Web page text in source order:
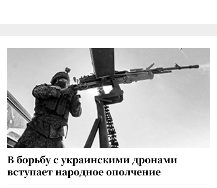
В борьбу с украинскими дронами
вступает народное ополчение